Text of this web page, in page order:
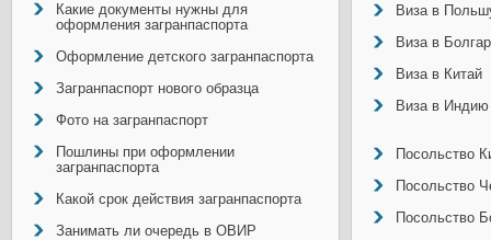
Какие документы нужны для
оформления загранпаспорта
Оформление детского загранпаспорта
Загранпаспорт нового образца
Фото на загранпаспорт
Пошлины при оформлении
загранпаспорта
Какой срок действия загранпаспорта
Занимать ли очередь в ОВИР
Виза в
Виза в
Виза в Китай
Виза в Индию
Посольство
Посольство
Посольство